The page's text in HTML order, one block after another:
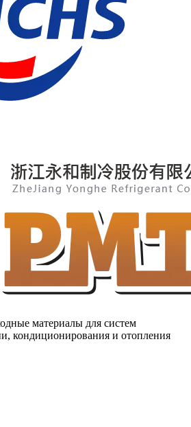
материалы для систем
кондиционирования и отопления